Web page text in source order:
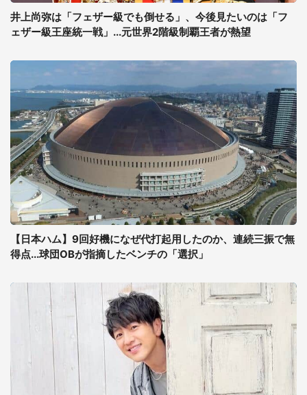
井上尚弥は「フェザー級でも倒せる」、今後見たいのは「フ
ェザー級王座統一戦」...元世界2階級制覇王者が熱望
【日本ハム】9回好機になぜ代打起用したのか、連続三振で無
得点...球団OBが指摘したベンチの「選択」